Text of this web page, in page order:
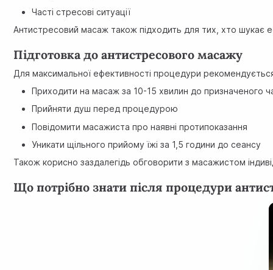
Часті стресові ситуації
Антистресовий масаж також підходить для тих, хто шукає
Підготовка до антистресового масажу
Для максимальної ефективності процедури
Приходити на масаж за 10-15 хвилин до призначеного
Прийняти душ перед процедурою
Повідомити масажиста про наявні протипоказання
Уникати щільного прийому їжі за 1,5 години до сеансу
Також корисно заздалегідь обговорити з масажистом
Що потрібно знати після процедури